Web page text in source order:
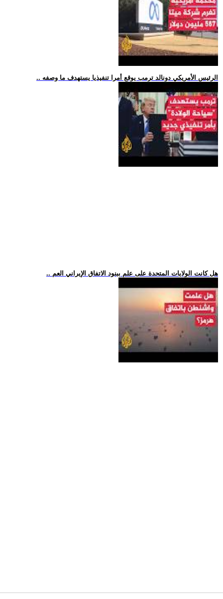
.. الرئيس الأمريكي دونالد ترمب يوقع أمرا تنفيذيا يستهدف ما وصفه
.. هل كانت الولايات المتحدة على علم ببنود الاتفاق الإيراني العم